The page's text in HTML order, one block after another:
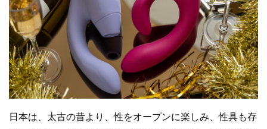
日本は、太古の昔より、性をオープンに楽しみ、性具も存